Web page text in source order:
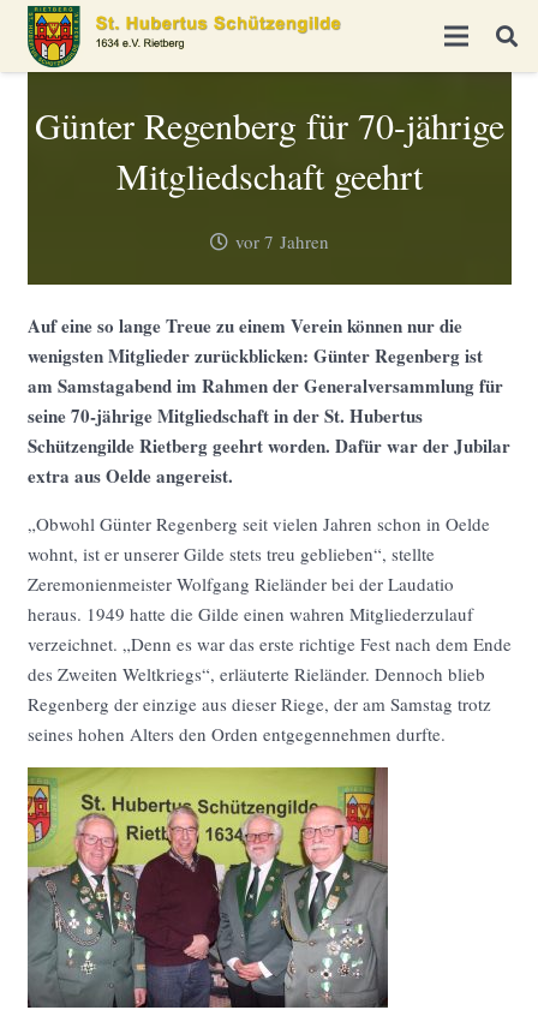
Günter Regenberg für 70-jährige
Mitgliedschaft geehrt
vor 7 Jahren
Auf eine so lange Treue zu einem Verein können nur die
wenigsten Mitglieder zurückblicken: Günter Regenberg ist
am Samstagabend im Rahmen der Generalversammlung für
seine 70-jährige Mitgliedschaft in der St. Hubertus
Schützengilde Rietberg geehrt worden. Dafür war der Jubilar
extra aus Oelde angereist.
„Obwohl Günter Regenberg seit vielen Jahren schon in Oelde
wohnt, ist er unserer Gilde stets treu geblieben“, stellte
Zeremonienmeister Wolfgang Rieländer bei der Laudatio
heraus. 1949 hatte die Gilde einen wahren Mitgliederzulauf
verzeichnet. „Denn es war das erste richtige Fest nach dem Ende
des Zweiten Weltkriegs“, erläuterte Rieländer. Dennoch blieb
Regenberg der einzige aus dieser Riege, der am Samstag trotz
seines hohen Alters den Orden entgegennehmen durfte.